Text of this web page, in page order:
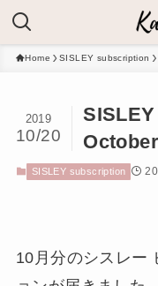
Home SISLEY subscription
October
2019
10/20
SISLEY subscription
10月分のシスレー